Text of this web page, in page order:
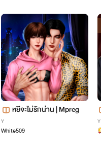
หยีจะไม่รักน่าน | Mpreg
Y
White509
Y